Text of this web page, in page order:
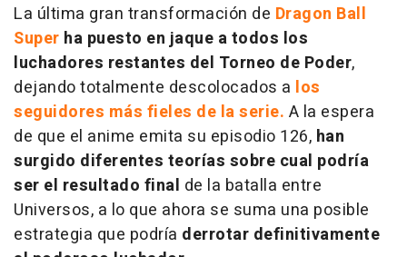
La última gran transformación de Dragon Ball
Super ha puesto en jaque a todos los
luchadores restantes del Torneo de Poder,
dejando totalmente descolocados a los
seguidores más fieles de la serie. A la espera
de que el anime emita su episodio 126, han
surgido diferentes teorías sobre cual podría
ser el resultado final de la batalla entre
Universos, a lo que ahora se suma una posible
estrategia que podría derrotar definitivamente